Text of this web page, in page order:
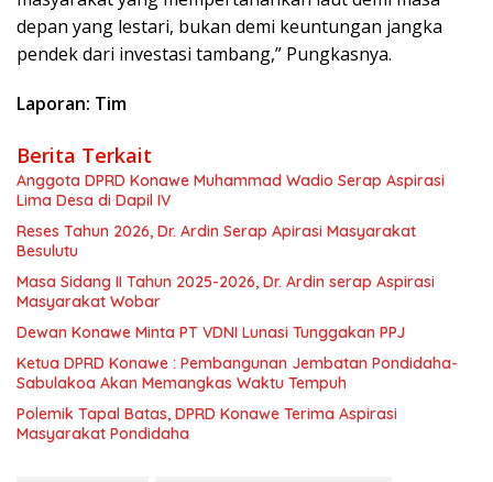
depan yang lestari, bukan demi keuntungan jangka
pendek dari investasi tambang,” Pungkasnya.
Laporan: Tim
Berita Terkait
Anggota DPRD Konawe Muhammad Wadio Serap Aspirasi
Lima Desa di Dapil IV
Reses Tahun 2026, Dr. Ardin Serap Apirasi Masyarakat
Besulutu
Masa Sidang II Tahun 2025-2026, Dr. Ardin serap Aspirasi
Masyarakat Wobar
Dewan Konawe Minta PT VDNI Lunasi Tunggakan PPJ
Ketua DPRD Konawe : Pembangunan Jembatan Pondidaha-
Sabulakoa Akan Memangkas Waktu Tempuh
Polemik Tapal Batas, DPRD Konawe Terima Aspirasi
Masyarakat Pondidaha